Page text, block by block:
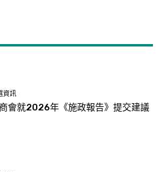
資訊
會就2026年《施政報告》提交建議